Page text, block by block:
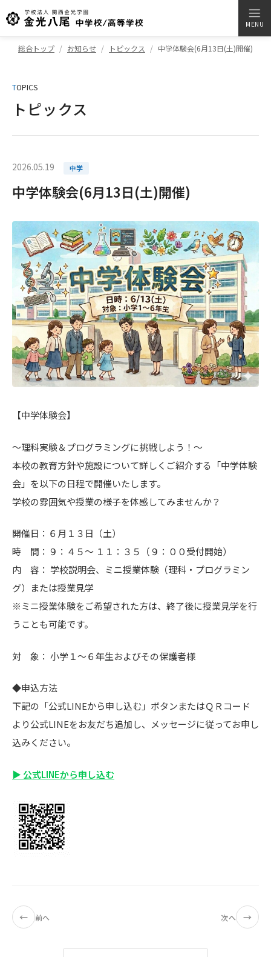
MENU
総合トップ お知らせ トピックス 中学体験会(6月13日(土)開催)
TOPICS
トピックス
2026.05.19 中学
中学体験会(6月13日(土)開催)
【中学体験会】
～理科実験＆プログラミングに挑戦しよう！～
本校の教育方針や施設について詳しくご紹介する「中学体験
会」を以下の日程で開催いたします。
学校の雰囲気や授業の様子を体感してみませんか？
開催日：６月１３日（土）
時 間：９：４５〜 １１：３５（９：００受付開始）
内 容： 学校説明会、ミニ授業体験（理科・プログラミン
グ）または授業見学
※ミニ授業体験をご希望された方は、終了後に授業見学を行
うことも可能です。
対 象： 小学１～６年生およびその保護者様
◆申込方法
下記の「公式LINEから申し込む」ボタンまたはＱＲコード
より公式LINEをお友だち追加し、メッセージに従ってお申し
込みください。
▶ 公式LINEから申し込む
← 前へ 次へ →